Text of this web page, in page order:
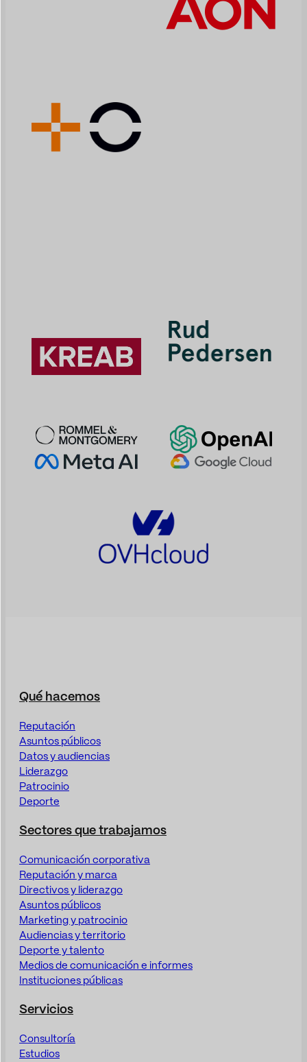
Qué hacemos
Reputación
Asuntos públicos
Datos y audiencias
Liderazgo
Patrocinio
Deporte
Sectores que trabajamos
Comunicación corporativa
Reputación y marca
Directivos y liderazgo
Asuntos públicos
Marketing y patrocinio
Audiencias y territorio
Deporte y talento
Medios de comunicación e informes
Instituciones públicas
Servicios
Consultoría
Estudios